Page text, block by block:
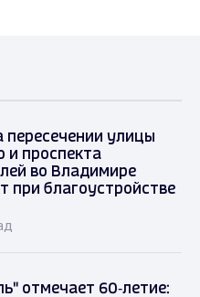
пересечении улицы
и проспекта
во Владимире
при благоустройстве
отмечает 60‑летие: